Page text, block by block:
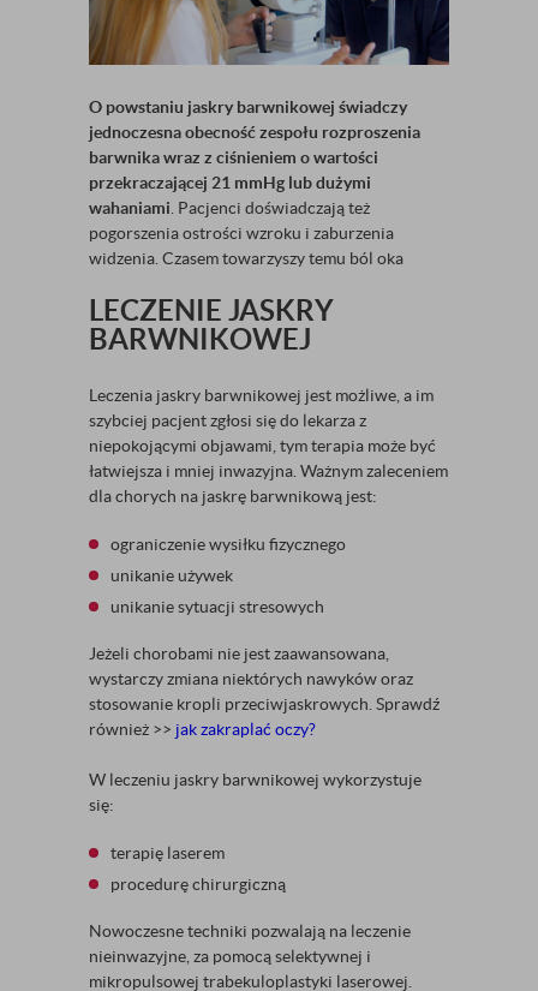
O powstaniu jaskry barwnikowej świadczy
jednoczesna obecność zespołu rozproszenia
barwnika wraz z ciśnieniem o wartości
przekraczającej 21 mmHg lub dużymi
wahaniami . Pacjenci doświadczają też
pogorszenia ostrości wzroku i zaburzenia
widzenia. Czasem towarzyszy temu ból oka
LECZENIE JASKRY
BARWNIKOWEJ
Leczenia jaskry barwnikowej jest możliwe, a im
szybciej pacjent zgłosi się do lekarza z
niepokojącymi objawami, tym terapia może być
łatwiejsza i mniej inwazyjna. Ważnym zaleceniem
dla chorych na jaskrę barwnikową jest:
ograniczenie wysiłku fizycznego
unikanie używek
unikanie sytuacji stresowych
Jeżeli chorobami nie jest zaawansowana,
wystarczy zmiana niektórych nawyków oraz
stosowanie kropli przeciwjaskrowych. Sprawdź
również >> jak zakraplać oczy?
W leczeniu jaskry barwnikowej wykorzystuje
się:
terapię laserem
procedurę chirurgiczną
Nowoczesne techniki pozwalają na leczenie
nieinwazyjne, za pomocą selektywnej i
mikropulsowej trabekuloplastyki laserowej.